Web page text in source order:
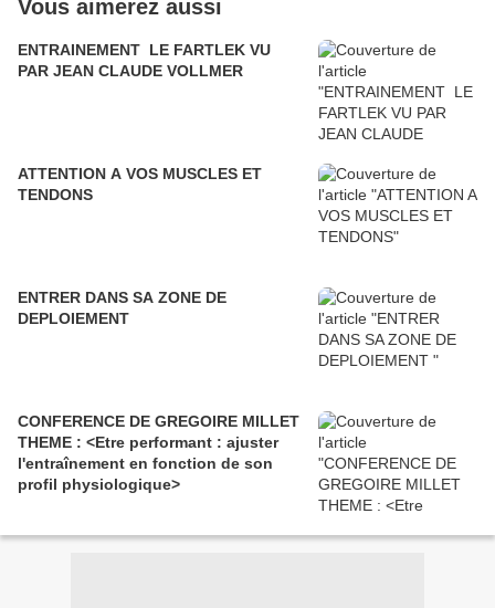
Vous aimerez aussi
ENTRAINEMENT LE FARTLEK VU
PAR JEAN CLAUDE VOLLMER
ATTENTION A VOS MUSCLES ET
TENDONS
ENTRER DANS SA ZONE DE
DEPLOIEMENT
CONFERENCE DE GREGOIRE MILLET
THEME : <Etre performant : ajuster
l'entraînement en fonction de son
profil physiologique>